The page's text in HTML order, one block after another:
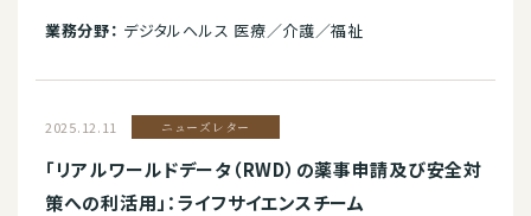
業務分野： デジタルヘルス 医療／介護／福祉
2025.12.11 ニューズレター
「リアルワールドデータ（RWD）の薬事申請及び安全対
策への利活用」：ライフサイエンスチーム